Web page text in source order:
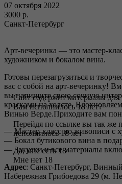
07 октября 2022
3000 р.
Санкт-Петербург
Арт-вечеринка — это мастер-
художником и бокалом вина.
Готовы перезагрузиться и
вас с собой на арт-вечеринку!
вы напишите свою сочную
красками на холсте.
Винью Верде.Приходите вам
— Мастер-класс по живописи с
— Бокал бутикового вина в
— Закуски и все материалы
Адрес: Санкт-Петербург,
Набережная Грибоедова 29 (м.
Сайт содержит материалы для
Вам исполнилось 18 лет?
Перейдя по ссылке вы так же
исполнилось 18 лет
Да, мне есть 18
Мне нет 18